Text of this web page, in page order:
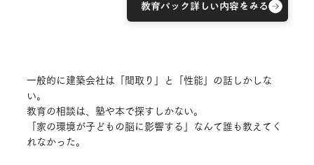
教育パック詳しい内容をみる
一般的に建築会社は「間取り」と「性能」の話しかしな
い。
教育の相談は、塾や本で探すしかない。
「家の環境が子どもの脳に影響する」なんて誰も教えてく
れなかった。